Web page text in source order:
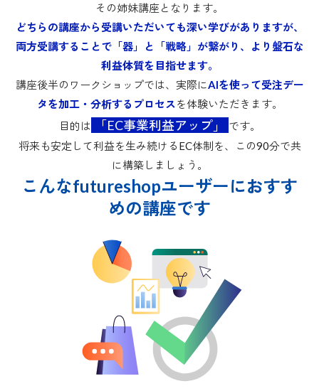
その姉妹講座となります。
どちらの講座から受講いただいても深い学びがありますが、
両方受講することで「器」と「戦略」が繋がり、より盤石な
利益体質を目指せます。
講座後半のワークショップでは、実際にAIを使って受注デー
タを加工・分析するプロセスを体験いただきます。
目的は
「EC事業利益アップ」
です。
将来も安定して利益を生み続けるEC体制を、この90分で共
に構築しましょう。
こんなfutureshopユーザーにおすす
めの講座です